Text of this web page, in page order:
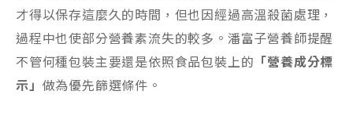
才得以保存這麼久的時間，但也因經過高溫殺菌處理，
過程中也使部分營養素流失的較多。潘富子營養師提醒
不管何種包裝主要還是依照食品包裝上的 「營養成分標
示」 做為優先篩選條件。